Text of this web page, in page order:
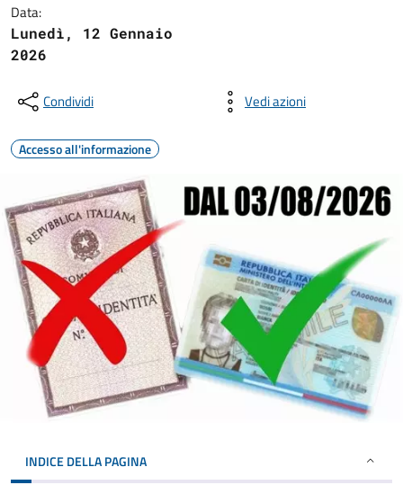
Data:
Lunedì, 12 Gennaio
2026
Condividi Vedi azioni
Accesso all'informazione
INDICE DELLA PAGINA